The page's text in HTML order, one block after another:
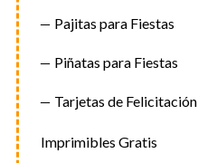
Pajitas para Fiestas
Piñatas para Fiestas
Tarjetas de Felicitación
Imprimibles Gratis